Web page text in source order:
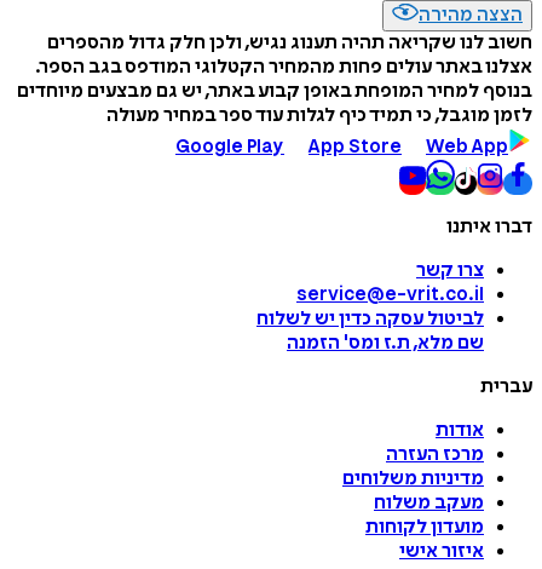
הצצה מהירה
חשוב לנו שקריאה תהיה תענוג נגיש, ולכן חלק גדול מהספרים
אצלנו באתר עולים פחות מהמחיר הקטלוגי המודפס בגב הספר.
בנוסף למחיר המופחת באופן קבוע באתר, יש גם מבצעים מיוחדים
לזמן מוגבל, כי תמיד כיף לגלות עוד ספר במחיר מעולה
Google Play
App Store Web App
דברו איתנו
צרו קשר
service@e-vrit.co.il
לביטול עסקה כדין יש לשלוח
שם מלא, ת.ז ומס' הזמנה
עברית
אודות
מרכז העזרה
מדיניות משלוחים
מעקב משלוח
מועדון לקוחות
איזור אישי